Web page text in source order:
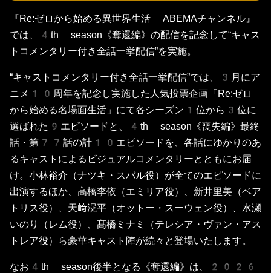
『Re:ゼロから始める異世界生活 ABEMAチャンネル』
では、4th season《奪還編》の配信を記念して“キャス
トコメンタリー付き全話一挙配信”を実施。
“キャストコメンタリー付き全話一挙配信”では、3月にア
ニメ10周年を記念し実施した人気投票企画「Re:ゼロ
から始める名場面生活」にて各シーズン1位から3位に
選ばれた9エピソードと、4th season《喪失編》最終
話・第77話の計10エピソードを、各話にゆかりのあ
るキャストによるビジュアルコメンタリーとともにお届
け。小林裕介（ナツキ・スバル役）が全てのエピソードに
出演するほか、高橋李依（エミリア役）、新井里美（ベア
トリス役）、天﨑滉平（オットー・スーウェン役）、水瀬
いのり（レム役）、髙橋ミナミ（テレシア・ヴァン・アス
トレア役）ら豪華キャスト陣が続々と登場いたします。
なお4th season後半となる《奪還編》は、2026